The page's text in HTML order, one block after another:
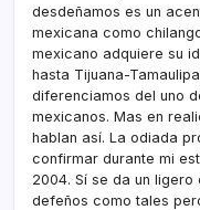
desdeñamos es un
mexicana como
mexicano adquiere su
hasta Tijuana-
diferenciamos del uno
mexicanos. Mas en
hablan así­. La odiada
confirmar durante mi
2004. Sí­ se da un
defeños como tales